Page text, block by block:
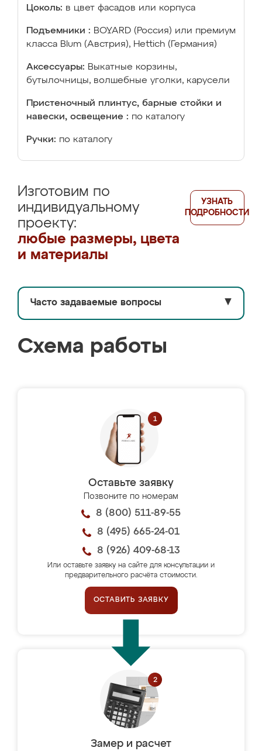
Цоколь: в цвет фасадов или корпуса
Подъемники : BOYARD (Россия) или премиум
класса Blum (Австрия), Hettich (Германия)
Аксессуары: Выкатные корзины,
бутылочницы, волшебные уголки, карусели
Пристеночный плинтус, барные стойки и
навески, освещение : по каталогу
Ручки: по каталогу
Изготовим по
индивидуальному
проекту:
любые размеры, цвета
и материалы
УЗНАТЬ
ПОДРОБНОСТИ
Часто задаваемые вопросы ▼
Схема работы
Оставьте заявку
Позвоните по номерам
8 (800) 511-89-55
8 (495) 665-24-01
8 (926) 409-68-13
Или оставьте заявку на сайте для консультации и
предварительного расчёта стоимости.
ОСТАВИТЬ ЗАЯВКУ
Замер и расчет